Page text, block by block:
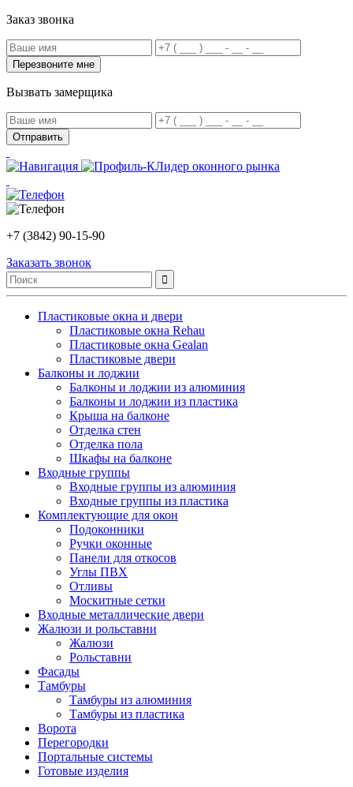
Заказ звонка
Вызвать замерщика
Лидер оконного рынка
+7 (3842) 90-15-90
Заказать звонок
Пластиковые окна и двери
Пластиковые окна Rehau
Пластиковые окна Gealan
Пластиковые двери
Балконы и лоджии
Балконы и лоджии из алюминия
Балконы и лоджии из пластика
Крыша на балконе
Отделка стен
Отделка пола
Шкафы на балконе
Входные группы
Входные группы из алюминия
Входные группы из пластика
Комплектующие для окон
Подоконники
Ручки оконные
Панели для откосов
Углы ПВХ
Отливы
Москитные сетки
Входные металлические двери
Жалюзи и рольставни
Жалюзи
Рольставни
Фасады
Тамбуры
Тамбуры из алюминия
Тамбуры из пластика
Ворота
Перегородки
Портальные системы
Готовые изделия